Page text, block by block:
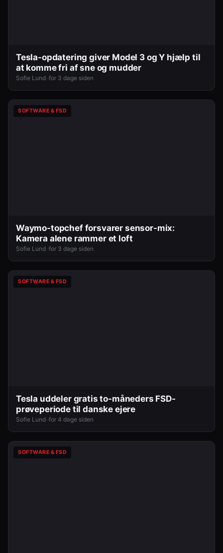
Tesla-opdatering giver Model 3 og Y hjælp til
at komme fri af sne og mudder
Sofie Lund ·for 3 dage siden
SOFTWARE & FSD
Waymo-topchef forsvarer sensor-mix:
Kamera alene rammer et loft
Sofie Lund ·for 3 dage siden
SOFTWARE & FSD
Tesla uddeler gratis to-måneders FSD-
prøveperiode til danske ejere
Sofie Lund ·for 4 dage siden
SOFTWARE & FSD